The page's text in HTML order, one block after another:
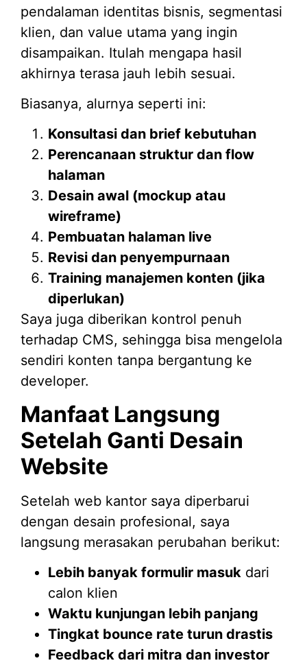
pendalaman identitas bisnis, segmentasi
klien, dan value utama yang ingin
disampaikan. Itulah mengapa hasil
akhirnya terasa jauh lebih sesuai.
Biasanya, alurnya seperti ini:
Konsultasi dan brief kebutuhan
Perencanaan struktur dan flow
halaman
Desain awal (mockup atau
wireframe)
Pembuatan halaman live
Revisi dan penyempurnaan
Training manajemen konten (jika
diperlukan)
Saya juga diberikan kontrol penuh
terhadap CMS, sehingga bisa mengelola
sendiri konten tanpa bergantung ke
developer.
Manfaat Langsung
Setelah Ganti Desain
Website
Setelah web kantor saya diperbarui
dengan desain profesional, saya
langsung merasakan perubahan berikut:
Lebih banyak formulir masuk dari
calon klien
Waktu kunjungan lebih panjang
Tingkat bounce rate turun drastis
Feedback dari mitra dan investor